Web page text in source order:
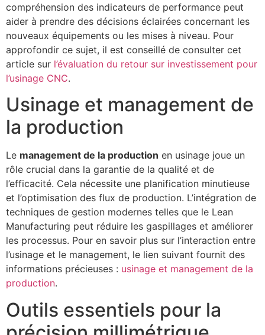
compréhension des indicateurs de performance peut
aider à prendre des décisions éclairées concernant les
nouveaux équipements ou les mises à niveau. Pour
approfondir ce sujet, il est conseillé de consulter cet
article sur l’évaluation du retour sur investissement pour
l’usinage CNC.
Usinage et management de
la production
Le management de la production en usinage joue un
rôle crucial dans la garantie de la qualité et de
l’efficacité. Cela nécessite une planification minutieuse
et l’optimisation des flux de production. L’intégration de
techniques de gestion modernes telles que le Lean
Manufacturing peut réduire les gaspillages et améliorer
les processus. Pour en savoir plus sur l’interaction entre
l’usinage et le management, le lien suivant fournit des
informations précieuses : usinage et management de la
production.
Outils essentiels pour la